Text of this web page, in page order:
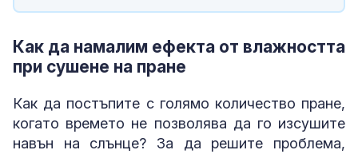
Как да намалим ефекта от влажността
при сушене на пране
Как да постъпите с голямо количество пране,
когато времето не позволява да го изсушите
навън на слънце? За да решите проблема,